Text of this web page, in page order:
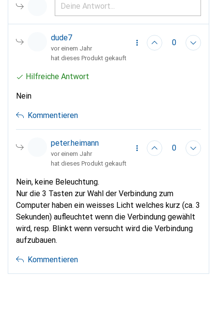
dude7
vor einem Jahr
0
hat dieses Produkt gekauft
Hilfreiche Antwort
Nein
Kommentieren
peter.heimann
vor einem Jahr
0
hat dieses Produkt gekauft
Nein, keine Beleuchtung.
Nur die 3 Tasten zur Wahl der Verbindung zum
Computer haben ein weisses Licht welches kurz (ca. 3
Sekunden) aufleuchtet wenn die Verbindung gewählt
wird, resp. Blinkt wenn versucht wird die Verbindung
aufzubauen.
Kommentieren